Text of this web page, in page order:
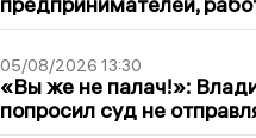
05/08/2026 13:30
«Вы же не палач!»:
попросил суд не